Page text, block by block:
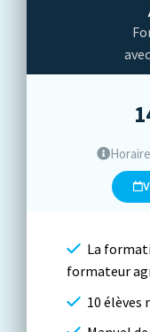
La
formateur
10 élèves